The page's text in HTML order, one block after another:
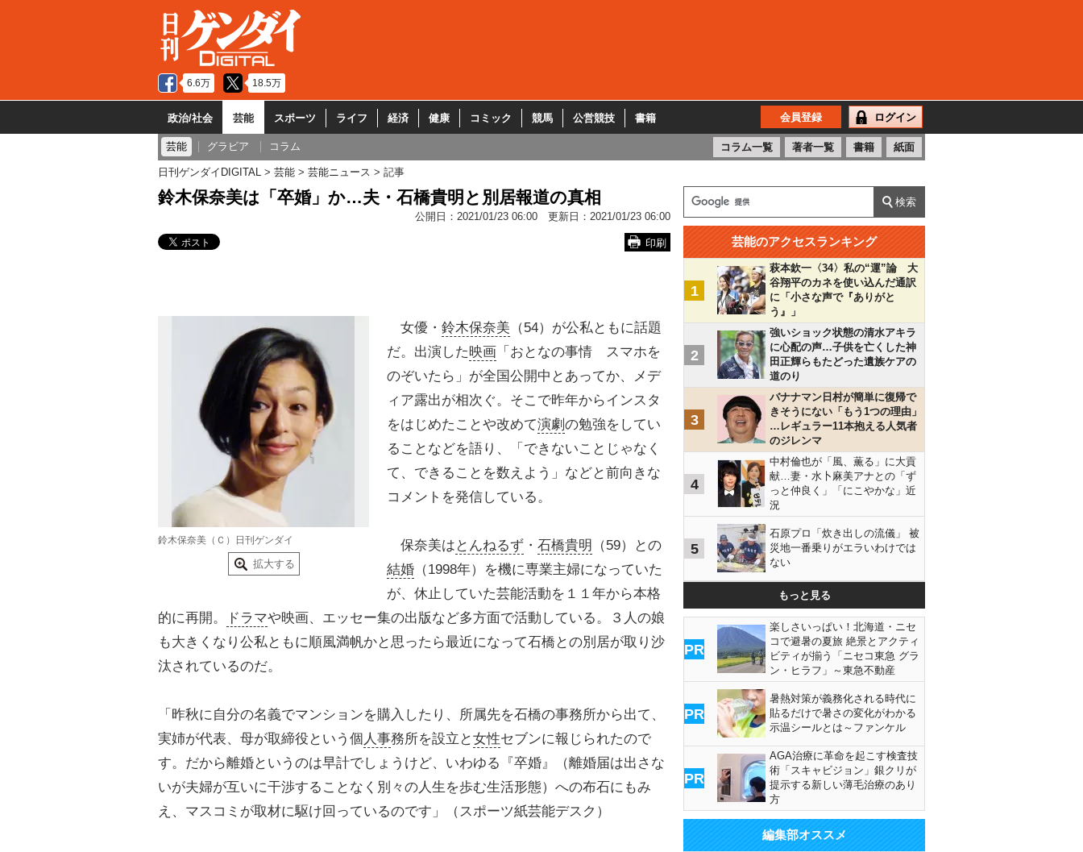
6.6万 18.5万
政治/社会 芸能 スポーツ ライフ 経済 健康 コミック 競馬 公営競技 書籍 会員登録 ログイン
芸能 グラビア コラム コラム一覧 著者一覧 書籍 紙面
日刊ゲンダイDIGITAL 芸能 芸能ニュース 記事
鈴木保奈美は「卒婚」か…夫・石橋貴明と別居報道の真相
公開日： 2021/01/23 06:00 更新日： 2021/01/23 06:00
印刷
鈴木保奈美（Ｃ）日刊ゲンダイ
拡大する
女優・ 鈴木保奈美 （54）が公私ともに話題
だ。出演した映画 「おとなの事情 スマホを
のぞいたら」が全国公開中とあってか、メデ
ィア露出が相次ぐ。そこで昨年からインスタ
をはじめたことや改めて演劇の勉強をしてい
ることなどを語り、「できないことじゃなく
て、できることを数えよう」などと前向きな
コメントを発信している。
保奈美は とんねるず ・ 石橋貴明
（59）との
結婚 （1998年）を機に専業主婦になっていた
が、休止していた芸能活動を１１年から本格
的に再開。
ドラマや映画、エッセー集の出版など多方面で活動している。３人の娘
も大きくなり公私ともに順風満帆かと思ったら最近になって石橋との別居が取り沙
汰されているのだ。
「昨秋に自分の名義でマンションを購入したり、所属先を石橋の事務所から出て、
実姉が代表、母が取締役という個 人事務所を設立と女性セブンに報じられたので
す。だから離婚というのは早計でしょうけど、いわゆる『卒婚』（離婚届は出さな
いが夫婦が互いに干渉することなく別々の人生を歩む生活形態）への布石にもみ
え、マスコミが取材に駆け回っているのです」（スポーツ紙芸能デスク）
芸能のアクセスランキング
1
萩本欽一〈34〉私の“運”論 大
谷翔平のカネを使い込んだ通訳
に「小さな声で『ありがと
う』」
2
強いショック状態の清水アキラ
に心配の声…子供を亡くした神
田正輝らもたどった遺族ケアの
道のり
3
バナナマン日村が簡単に復帰で
きそうにない「もう1つの理由」
…レギュラー11本抱える人気者
のジレンマ
4
中村倫也が「風、薫る」に大貢
献…妻・水卜麻美アナとの「ず
っと仲良く」「にこやかな」近
況
5
石原プロ「炊き出しの流儀」 被
災地一番乗りがエラいわけでは
ない
もっと見る
PR
楽しさいっぱい！北海道・ニセ
コで避暑の夏旅 絶景とアクティ
ビティが揃う「ニセコ東急 グラ
ン・ヒラフ」～東急不動産
PR
暑熱対策が義務化される時代に
貼るだけで暑さの変化がわかる
示温シールとは～ファンケル
PR
AGA治療に革命を起こす検査技
術「スキャビジョン」銀クリが
提示する新しい薄毛治療のあり
方
編集部オススメ